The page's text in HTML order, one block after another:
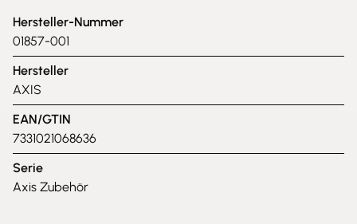
Hersteller-Nummer
01857-001
Hersteller
AXIS
EAN/GTIN
7331021068636
Serie
Axis Zubehör